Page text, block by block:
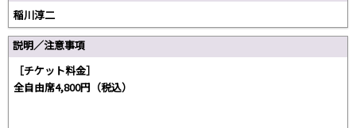
稲川淳二
説明／注意事項
［チケット料金］
全自由席4,800円（税込）